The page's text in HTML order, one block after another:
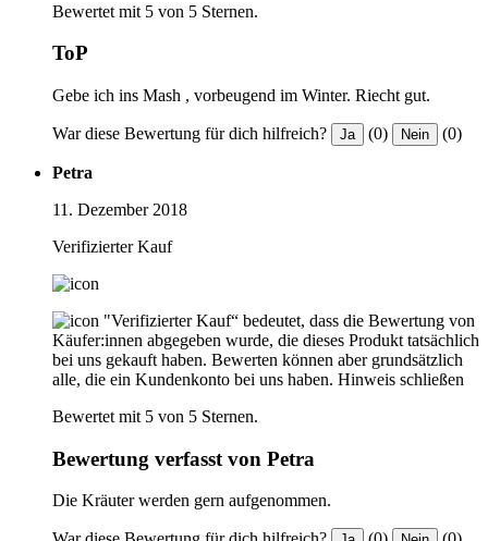
Bewertet mit 5 von 5 Sternen.
ToP
Gebe ich ins Mash , vorbeugend im Winter. Riecht gut.
War diese Bewertung für dich hilfreich? Ja (0) Nein (0)
Petra
11. Dezember 2018
Verifizierter Kauf
"Verifizierter Kauf“ bedeutet, dass die Bewertung von
Käufer:innen abgegeben wurde, die dieses Produkt tatsächlich
bei uns gekauft haben. Bewerten können aber grundsätzlich
alle, die ein Kundenkonto bei uns haben. Hinweis schließen
Bewertet mit 5 von 5 Sternen.
Bewertung verfasst von Petra
Die Kräuter werden gern aufgenommen.